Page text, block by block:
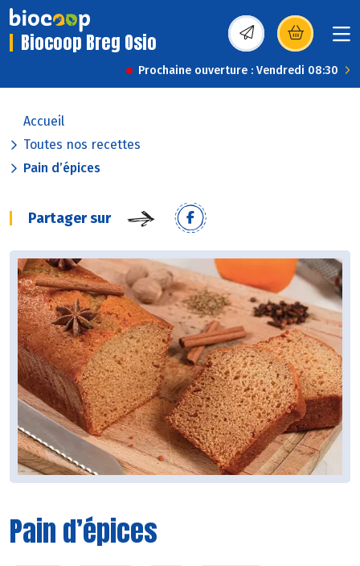
Biocoop Breg Osio (s’ouvre dans une
Prochaine ouverture : Vendredi 08:30
Accueil
Toutes nos recettes
Pain d’épices
Partager sur
Pain d’épices